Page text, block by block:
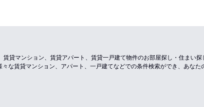
貸マンション、賃貸アパート、賃貸一戸建て物件のお部屋探し・住まい探
な賃貸マンション、アパート、一戸建てなどでの条件検索ができ、あなた